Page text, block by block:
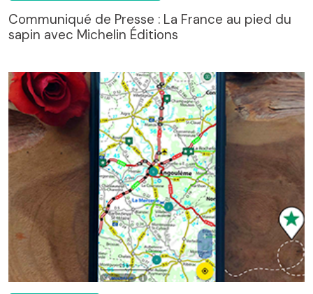
Communiqué de Presse : La France au pied du
sapin avec Michelin Éditions